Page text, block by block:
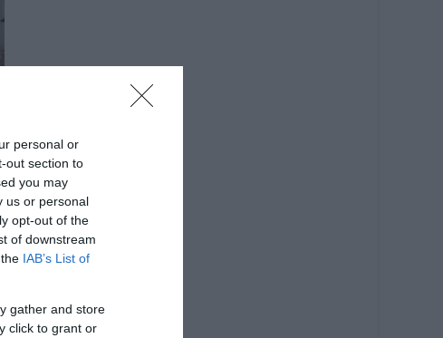
personal or
out section to
you may
us or personal
opt-out of the
of downstream
IAB’s List of
gather and store
click to grant or